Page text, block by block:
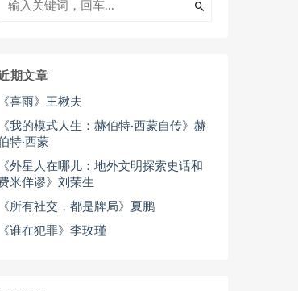
期文章
《喜雨》王楸夫
《我的模式人生：赫伯特·西蒙自传》赫
特·西蒙
《外星人在哪儿：地外文明探索史话和
米佯谬》刘荣生
《所有社交，都是牌局》夏鹏
《谁在犯罪》李玫瑾